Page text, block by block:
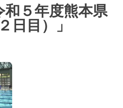
５年度熊本県
日目）」